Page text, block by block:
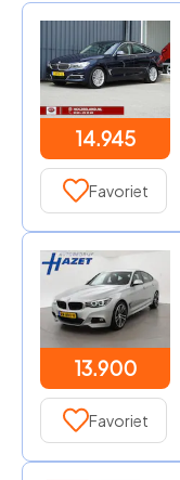
14.945
Favoriet
13.900
Favoriet